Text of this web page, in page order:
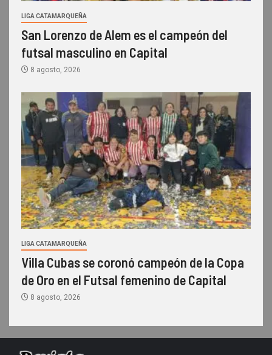
LIGA CATAMARQUEÑA
San Lorenzo de Alem es el campeón del
futsal masculino en Capital
8 agosto, 2026
LIGA CATAMARQUEÑA
Villa Cubas se coronó campeón de la Copa
de Oro en el Futsal femenino de Capital
8 agosto, 2026